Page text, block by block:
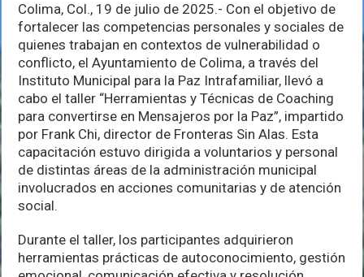
por
la
Paz”
Colima, Col., 19 de julio de 2025.- Con el objetivo de
fortalecer las competencias personales y sociales de
quienes trabajan en contextos de vulnerabilidad o
conflicto, el Ayuntamiento de Colima, a través del
Instituto Municipal para la Paz Intrafamiliar, llevó a
cabo el taller “Herramientas y Técnicas de Coaching
para convertirse en Mensajeros por la Paz”, impartido
por Frank Chi, director de Fronteras Sin Alas. Esta
capacitación estuvo dirigida a voluntarios y personal
de distintas áreas de la administración municipal
involucrados en acciones comunitarias y de atención
social.
Durante el taller, los participantes adquirieron
herramientas prácticas de autoconocimiento, gestión